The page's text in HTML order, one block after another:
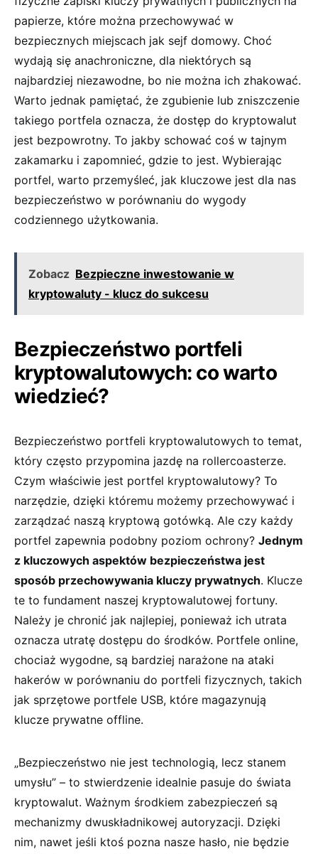
papierze, które ‍można‍ przechowywać⁤ w
bezpiecznych ⁣miejscach​ jak sejf‌ domowy.⁤ Choć‌
wydają się anachroniczne,⁢ dla niektórych są
najbardziej niezawodne,⁢ bo nie można⁤ ich zhakować.
Warto jednak ⁢pamiętać, że zgubienie lub zniszczenie
takiego portfela oznacza, że‌ dostęp do kryptowalut
jest bezpowrotny. To jakby schować coś w tajnym⁣
zakamarku⁢ i‌ zapomnieć,⁣ gdzie to jest. Wybierając
⁢portfel, warto ​przemyśleć, jak kluczowe​ jest⁢ dla nas
⁤bezpieczeństwo w porównaniu do wygody
codziennego użytkowania.
Zobacz Bezpieczne inwestowanie w
kryptowaluty - klucz do sukcesu
Bezpieczeństwo portfeli
kryptowalutowych: co⁣ warto
wiedzieć?
Bezpieczeństwo portfeli kryptowalutowych to temat,
który często przypomina jazdę ⁤na rollercoasterze.⁢
Czym właściwie jest​ portfel kryptowalutowy? To
narzędzie,⁢ dzięki⁤ któremu możemy przechowywać i
zarządzać naszą kryptową gotówką. Ale⁤ czy każdy
portfel zapewnia podobny poziom ochrony? Jednym
z ​kluczowych aspektów‌ bezpieczeństwa jest
sposób‌ przechowywania kluczy prywatnych. Klucze
te‌ to ‍fundament ​naszej kryptowalutowej fortuny.
Należy je chronić jak najlepiej, ponieważ ich utrata
oznacza⁣ utratę dostępu ⁤do środków. ⁢Portfele online,​
chociaż wygodne, są bardziej narażone na ataki
hakerów w porównaniu‌ do portfeli​ fizycznych,‌ takich
⁣jak sprzętowe‍ portfele USB, które magazynują
klucze prywatne offline.
„Bezpieczeństwo nie jest technologią, lecz stanem
umysłu” – to‍ stwierdzenie idealnie pasuje do ​świata
kryptowalut. Ważnym środkiem​ zabezpieczeń są
⁣mechanizmy ​dwuskładnikowej autoryzacji. Dzięki⁢
nim, nawet jeśli ktoś pozna nasze ⁢hasło, nie​ będzie